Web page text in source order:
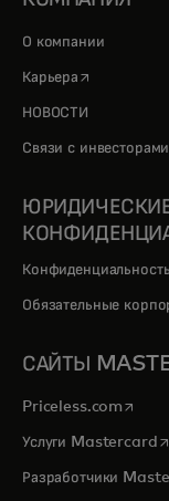
О компании
Карьера opens in a
НОВОСТИ
Связи с инвесторами
Обязательные
САЙТЫ
Priceless.com
Услуги Mastercard
Разработчики